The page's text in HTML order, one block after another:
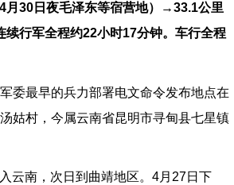
30日夜毛泽东等宿营地）→33.1公里
行军全程约22小时17分钟。车行全程
委最早的兵力部署电文命令发布地点在
姑村，今属云南省昆明市寻甸县七星镇
云南，次日到曲靖地区。4月27日下